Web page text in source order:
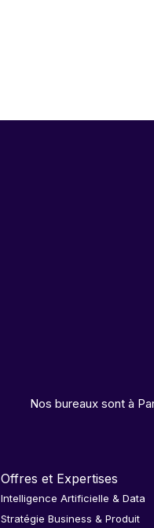
Nos bureaux sont à
Offres et Expertises
Intelligence Artificielle & Data
Stratégie Business & Produit